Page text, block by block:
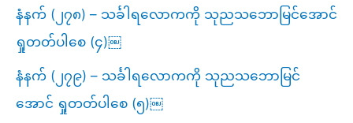
နံနက် (၂၇၈) – သင်္ခါရလောကကို သုညသဘောမြင်အောင်
ရှုတတ်ပါစေ (၄)￼
နံနက် (၂၇၉) – သင်္ခါရလောကကို သုညသဘောမြင်
အောင် ရှုတတ်ပါစေ (၅)￼